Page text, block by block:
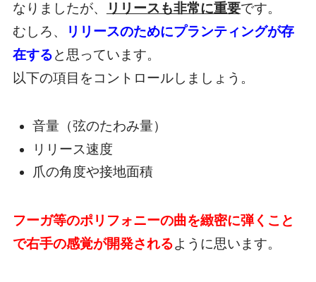
なりましたが、
リリースも非常に重要です。
むしろ、
リリースのためにプランティングが存
在すると思っています。
以下の項目をコントロールしましょう。
音量（弦のたわみ量）
リリース速度
爪の角度や接地面積
フーガ等のポリフォニーの曲を緻密に弾くこと
で右手の感覚が開発されるように思います。